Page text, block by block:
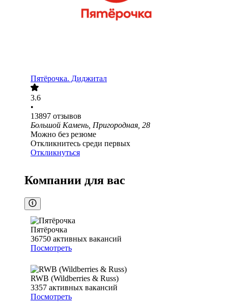
Пятёрочка. Диджитал
3.6
•
13897 отзывов
Большой Камень, Пригородная, 28
Можно без резюме
Откликнитесь среди первых
Откликнуться
Компании для вас
Пятёрочка
36750 активных вакансий
Посмотреть
RWB (Wildberries & Russ)
3357 активных вакансий
Посмотреть